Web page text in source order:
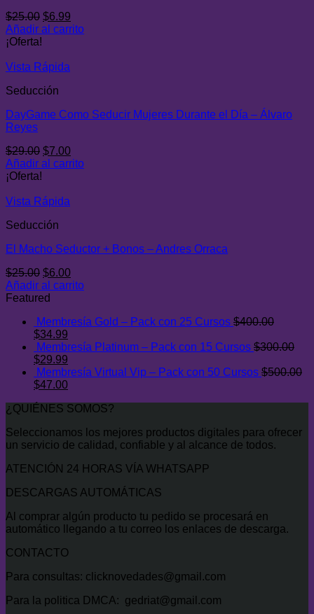
$25.00 El
precio
$25.00.
$6.99
precio
Añadir al carrito
¡Oferta!
Vista Rápida
Seducción
DayGame Como Seducir Mujeres Durante el Día – Álvaro
Reyes
$29.00 El
precio
$29.00.
$7.00El
precio
Añadir al carrito
¡Oferta!
Vista Rápida
Seducción
El Macho Seductor + Bonos – Andres Orraca
$25.00 El
precio
original
$25.00.
$6.00El
precio
$6.00.
Añadir al carrito
Featured
Membresía Gold – Pack con 25 Cursos $400.00
El
precio
original
era:
$400.00.
$34.99
precio
es:
$34.99.
Membresía Platinum – Pack con 15 Cursos $300.00
El
precio
original
$300.00.
$29.99
precio
actual
$29.99.
Membresía Virtual Vip – Pack con 50 Cursos $500.00
El
original
$500.00.
$47.00El
actual
$47.00.
¿QUIÉNES SOMOS?
Seleccionamos los mejores productos digitales para ofrecer
un servicio de calidad, confiable y al alcance de todos.
ATENCIÓN 24 HORAS VÍA WHATSAPP
DESCARGAS AUTOMÁTICAS
Al comprar algún producto tu pedido se procesará en
automático llegando a tu correo los enlaces de descarga.
CONTACTO
Para consultas: clicknovedades@gmail.com
Para la politica DMCA: gedriat@gmail.com